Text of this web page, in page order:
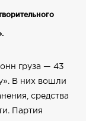
груза — 43
В них вошли
средства
Партия